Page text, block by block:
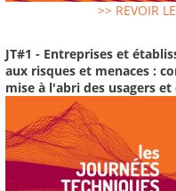
>> REVOIR
JT#1 - Entreprises et
aux risques et menaces :
mise à l'abri des usagers